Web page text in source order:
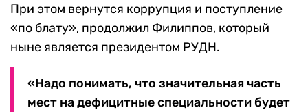
При этом вернутся коррупция и поступление
«по блату», продолжил Филиппов, который
ныне является президентом РУДН.
«Надо понимать, что значительная часть
мест на дефицитные специальности будет